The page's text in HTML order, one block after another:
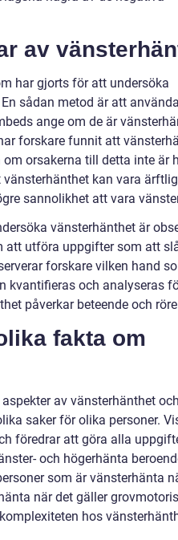
av
har gjorts för att undersöka
sådan metod är att
ange om de är
forskare funnit att
orsakerna till detta inte är
kan vara
sannolikhet att vara
vänsterhänthet är
att utföra uppgifter som att
forskare vilken hand
kvantifieras och analyseras
påverkar beteende och
fakta om
av vänsterhänthet
saker för olika personer.
föredrar att göra alla
och högerhänta
som är vänsterhänta
när det gäller
hos